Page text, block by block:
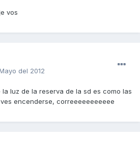
vos
del 2012
luz de la reserva de la sd es como las
encenderse, correeeeeeeeeee